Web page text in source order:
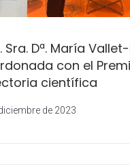
Sra. Dª. María
con el
científica
de 2023